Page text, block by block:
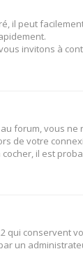
il peut
invitons à
forum, vous ne
de votre
il est
qui
un